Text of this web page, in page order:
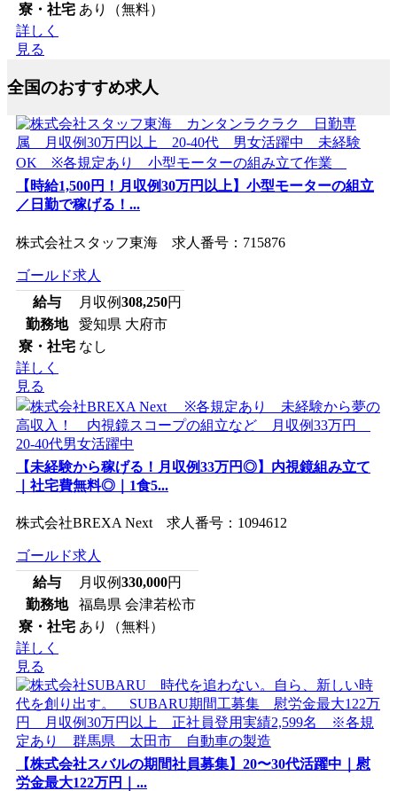
寮・社宅 あり（無料）
詳しく
見る
全国のおすすめ求人
【時給1,500円！月収例30万円以上】小型モーターの組立
／日勤で稼げる！...
株式会社スタッフ東海 求人番号：715876
ゴールド求人
給与
月収例308,250円
勤務地
愛知県 大府市
寮・社宅 なし
詳しく
見る
【未経験から稼げる！月収例33万円◎】内視鏡組み立て
｜社宅費無料◎｜1食5...
株式会社BREXA Next 求人番号：1094612
ゴールド求人
給与
月収例330,000円
勤務地
福島県 会津若松市
寮・社宅 あり（無料）
詳しく
見る
【株式会社スバルの期間社員募集】20〜30代活躍中｜慰
労金最大122万円｜...